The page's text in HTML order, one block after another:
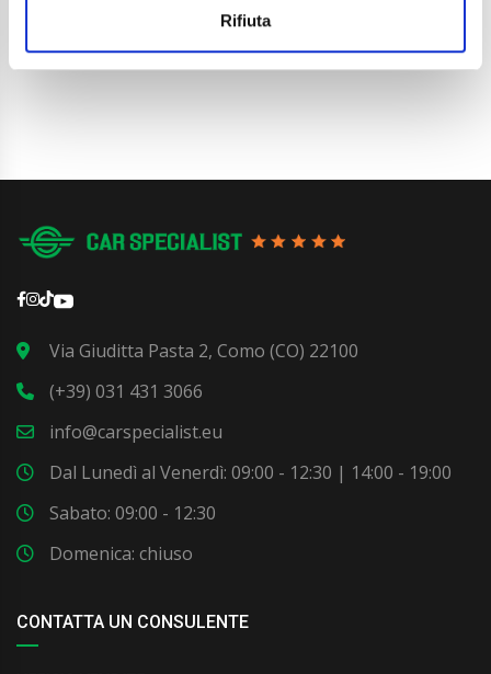
Rifiuta
Via Giuditta Pasta 2, Como (CO) 22100
(+39) 031 431 3066
info@carspecialist.eu
Dal Lunedì al Venerdì: 09:00 - 12:30 | 14:00 - 19:00
Sabato: 09:00 - 12:30
Domenica: chiuso
CONTATTA UN CONSULENTE